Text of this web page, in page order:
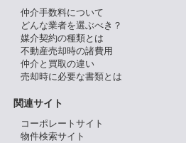
仲介手数料について
どんな業者を選ぶべき？
媒介契約の種類とは
不動産売却時の諸費用
仲介と買取の違い
売却時に必要な書類とは
関連サイト
コーポレートサイト
物件検索サイト